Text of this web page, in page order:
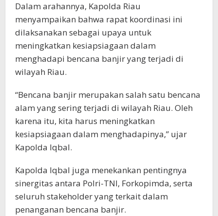
Dalam arahannya, Kapolda Riau
menyampaikan bahwa rapat koordinasi ini
dilaksanakan sebagai upaya untuk
meningkatkan kesiapsiagaan dalam
menghadapi bencana banjir yang terjadi di
wilayah Riau.
“Bencana banjir merupakan salah satu bencana
alam yang sering terjadi di wilayah Riau. Oleh
karena itu, kita harus meningkatkan
kesiapsiagaan dalam menghadapinya,” ujar
Kapolda Iqbal.
Kapolda Iqbal juga menekankan pentingnya
sinergitas antara Polri-TNI, Forkopimda, serta
seluruh stakeholder yang terkait dalam
penanganan bencana banjir.